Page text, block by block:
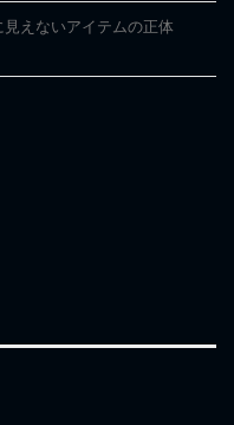
見えないアイテムの正体